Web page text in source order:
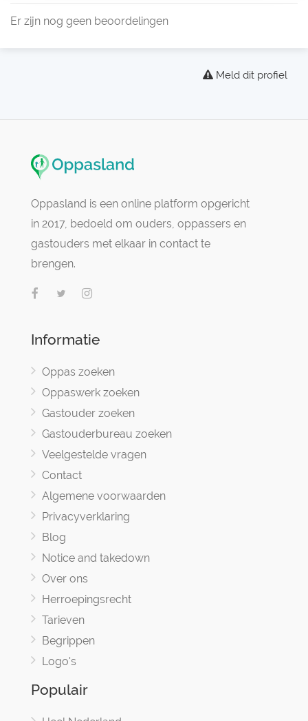
Er zijn nog geen beoordelingen
Meld dit profiel
Oppasland is een online platform opgericht
in 2017, bedoeld om ouders, oppassers en
gastouders met elkaar in contact te
brengen.
Informatie
Oppas zoeken
Oppaswerk zoeken
Gastouder zoeken
Gastouderbureau zoeken
Veelgestelde vragen
Contact
Algemene voorwaarden
Privacyverklaring
Blog
Notice and takedown
Over ons
Herroepingsrecht
Tarieven
Begrippen
Logo's
Populair